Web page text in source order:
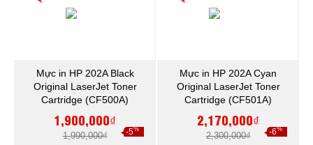
Mực in HP 202A Black
Original LaserJet Toner
Cartridge (CF500A)
1,900,000₫
1,990,000₫ -5%
Mực in HP 202A Cyan
Original LaserJet Toner
Cartridge (CF501A)
2,170,000₫
2,300,000₫ -6%